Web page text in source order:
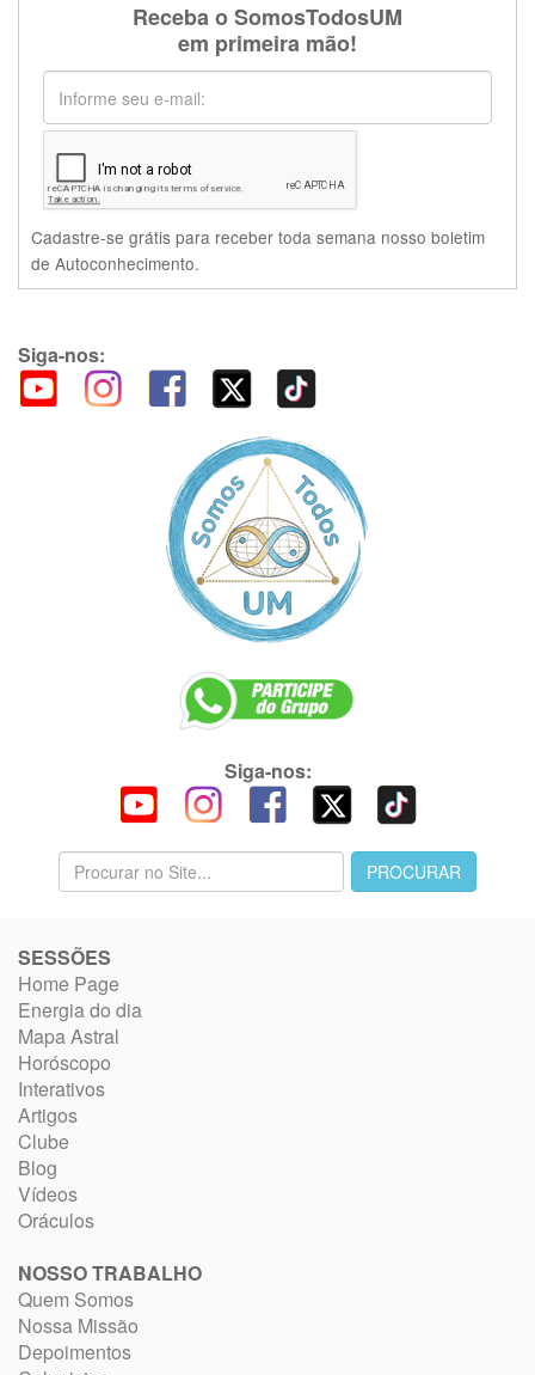
Receba o SomosTodosUM
em primeira mão!
Cadastre-se grátis para receber toda semana nosso boletim
de Autoconhecimento.
Siga-nos:
Siga-nos:
SESSÕES
Home Page
Energia do dia
Mapa Astral
Horóscopo
Interativos
Artigos
Clube
Blog
Vídeos
Oráculos
NOSSO TRABALHO
Quem Somos
Nossa Missão
Depoimentos